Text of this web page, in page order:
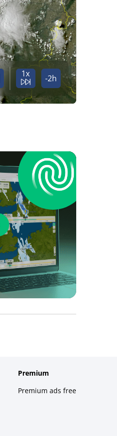
1x -2h
Premium
Premium ads free